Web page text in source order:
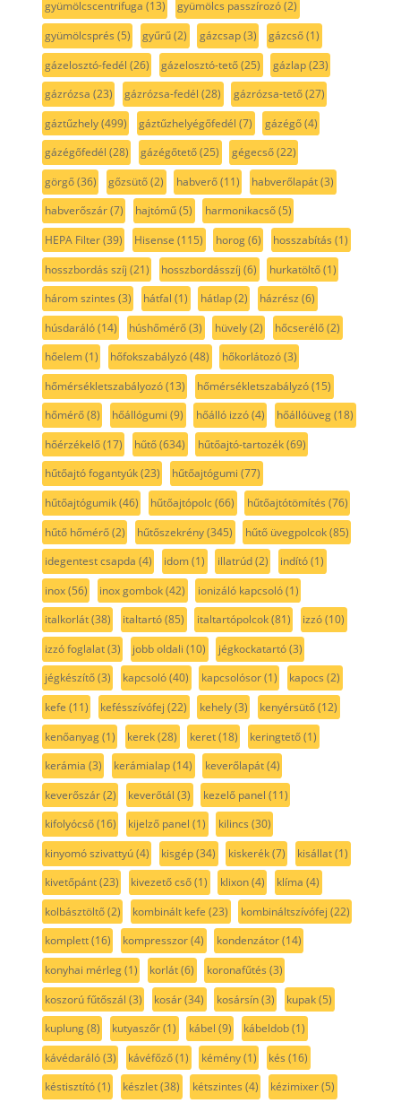
gyümölcscentrifuga (13) gyümölcs passzírozó(2)
gyümölcsprés (5) gyűrű(2) gázcsap(3) gázcső(1)
gázelosztó-fedél (26) gázelosztó-tető(25) gázlap(23)
gázrózsa (23) gázrózsa-fedél (28) gázrózsa-tető(27)
gáztűzhely(499) gáztűzhelyégőfedél (7) gázégő(4)
gázégőfedél (28) gázégőtető(25) gégecső(22)
görgő(36) gőzsütő(2) habverő(11) habverőlapát(3)
habverőszár(7) hajtómű(5) harmonikacső(5)
HEPA Filter(39) Hisense (115) horog(6) hosszabítás (1)
hosszbordás szíj (21) hosszbordásszíj (6) hurkatöltő(1)
három szintes (3) hátfal (1) hátlap(2) házrész (6)
húsdaráló(14) húshőmérő(3) hüvely(2) hőcserélő(2)
hőelem(1) hőfokszabályzó(48) hőkorlátozó(3)
hőmérsékletszabályozó(13) hőmérsékletszabályzó(15)
hőmérő(8) hőállógumi (9) hőálló izzó(4) hőállóüveg(18)
hőérzékelő(17) hűtő(634) hűtőajtó-tartozék(69)
hűtőajtó fogantyúk(23) hűtőajtógumi (77)
hűtőajtógumik(46) hűtőajtópolc(66) hűtőajtótömítés (76)
hűtő hőmérő(2) hűtőszekrény(345) hűtő üvegpolcok(85)
idegentest csapda (4) idom(1) illatrúd(2) indító(1)
inox(56) inox gombok(42) ionizáló kapcsoló(1)
italkorlát(38) italtartó(85) italtartópolcok(81) izzó(10)
izzó foglalat(3) jobb oldali (10) jégkockatartó(3)
jégkészítő(3) kapcsoló(40) kapcsolósor(1) kapocs (2)
kefe (11) kefésszívófej (22) kehely(3) kenyérsütő(12)
kenőanyag(1) kerek(28) keret(18) keringtető(1)
kerámia (3) kerámialap(14) keverőlapát(4)
keverőszár(2) keverőtál (3) kezelő panel (11)
kifolyócső(16) kijelző panel (1) kilincs (30)
kinyomó szivattyú(4) kisgép(34) kiskerék(7) kisállat(1)
kivetőpánt(23) kivezető cső(1) klixon(4) klíma (4)
kolbásztöltő(2) kombinált kefe (23) kombináltszívófej (22)
komplett(16) kompresszor(4) kondenzátor(14)
konyhai mérleg(1) korlát(6) koronafűtés (3)
koszorú fűtőszál (3) kosár(34) kosársín(3) kupak(5)
kuplung(8) kutyaszőr(1) kábel (9) kábeldob(1)
kávédaráló(3) kávéfőző(1) kémény(1) kés (16)
késtisztító(1) készlet(38) kétszintes (4) kézimixer(5)